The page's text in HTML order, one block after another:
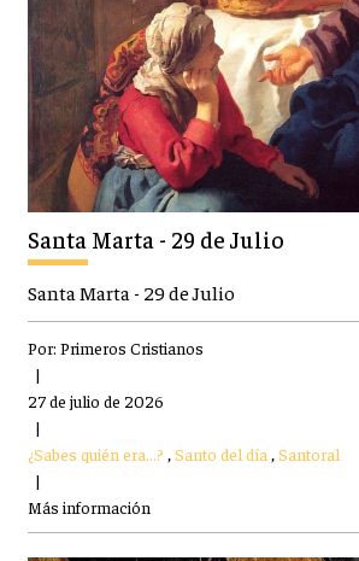
Santa Marta - 29 de Julio
Santa Marta - 29 de Julio
Por: Primeros Cristianos
|
27 de julio de 2026
|
¿Sabes quién era...? ,Santo del día ,Santoral
|
Más información